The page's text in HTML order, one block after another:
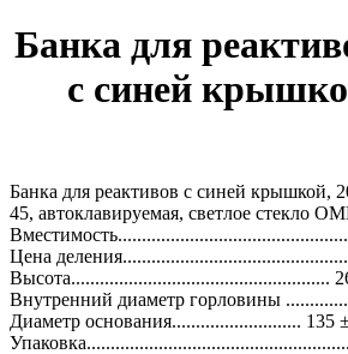
Банка для
с синей
Банка для реактивов с синей крышкой,
45, автоклавируемая, светлое стекло
Цена
Высота......................................................
Внутренний диаметр горловины
Диаметр основания........................... 135